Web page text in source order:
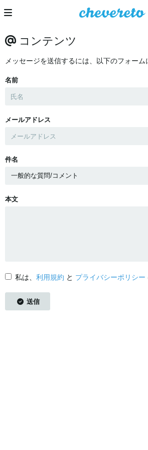
コンテンツ
メッセージを送信するには、以下のフォーム
名前
メールアドレス
件名
本文
私は、 利用規約 と プライバシーポリシー
送信